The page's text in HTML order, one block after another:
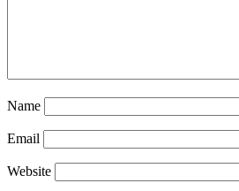
Name
Email
Website